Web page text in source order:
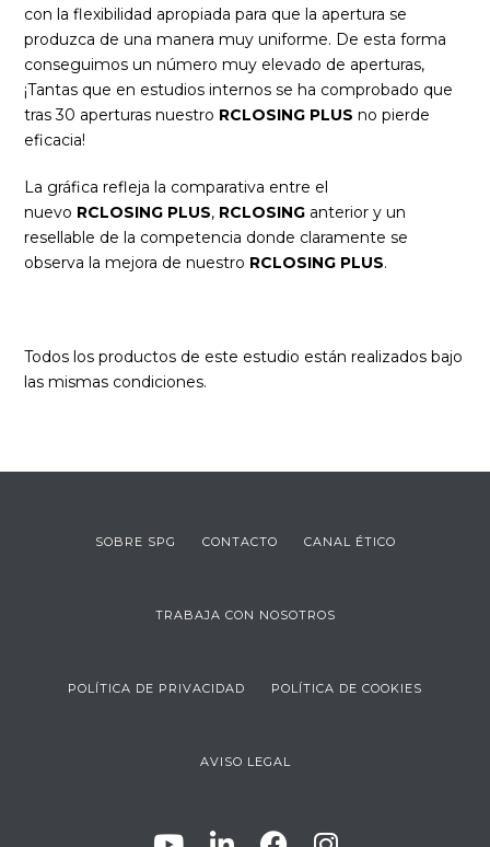
con la flexibilidad apropiada para que la apertura se
produzca de una manera muy uniforme. De esta forma
conseguimos un número muy elevado de aperturas,
¡Tantas que en estudios internos se ha comprobado que
tras 30 aperturas nuestro RCLOSING PLUS no pierde
eficacia!
La gráfica refleja la comparativa entre el
nuevo RCLOSING PLUS, RCLOSING anterior y un
resellable de la competencia donde claramente se
observa la mejora de nuestro RCLOSING PLUS.
Todos los productos de este estudio están realizados bajo
las mismas condiciones.
SOBRE SPG CONTACTO CANAL ÉTICO
TRABAJA CON NOSOTROS
POLÍTICA DE PRIVACIDAD POLÍTICA DE COOKIES
AVISO LEGAL